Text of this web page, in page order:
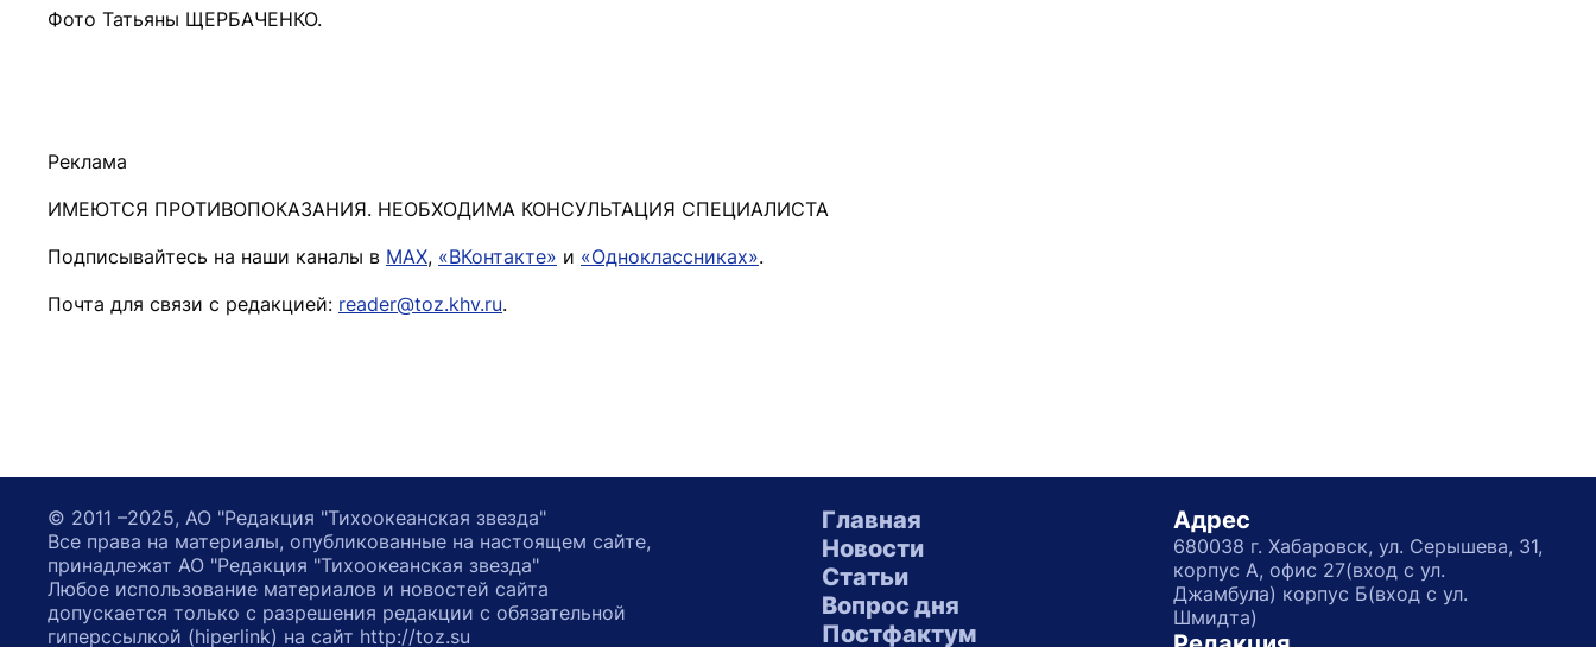
Фото Татьяны ЩЕРБАЧЕНКО.
Реклама
ИМЕЮТСЯ ПРОТИВОПОКАЗАНИЯ. НЕОБХОДИМА КОНСУЛЬТАЦИЯ СПЕЦИАЛИСТА
Подписывайтесь на наши каналы в MAX, «ВКонтакте» и «Одноклассниках».
Почта для связи с редакцией: reader@toz.khv.ru.
Главная
Новости
Статьи
Вопрос дня
Постфактум
Адрес
680038 г. Хабаровск, ул. Серышева, 31,
корпус А, офис 27(вход с ул.
Джамбула) корпус Б(вход с ул.
Шмидта)
© 2011 –2025, АО "Редакция "Тихоокеанская звезда"
Все права на материалы, опубликованные на настоящем сайте,
принадлежат АО "Редакция "Тихоокеанская звезда"
Любое использование материалов и новостей сайта
допускается только с разрешения редакции с обязательной
гиперссылкой (hiperlink) на сайт http://toz.su